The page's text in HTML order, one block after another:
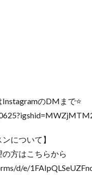
のDMまで⭐️
について】
方はこちらから
d/e/